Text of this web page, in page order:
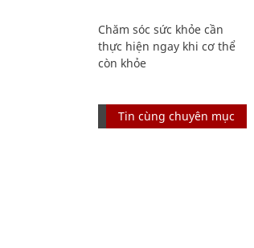
Chăm sóc sức khỏe cần
thực hiện ngay khi cơ thể
còn khỏe
Tin cùng chuyên mục